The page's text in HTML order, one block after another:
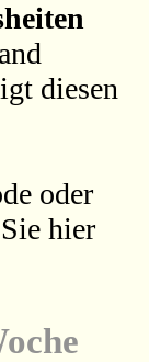
diesen
oder
hier